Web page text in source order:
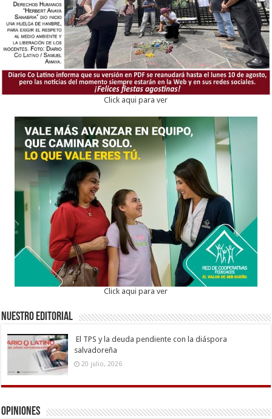
Click aqui para ver
Click aqui para ver
Nuestro Editorial
El TPS y la deuda pendiente con la diáspora
salvadoreña
20 julio, 2026
Opiniones